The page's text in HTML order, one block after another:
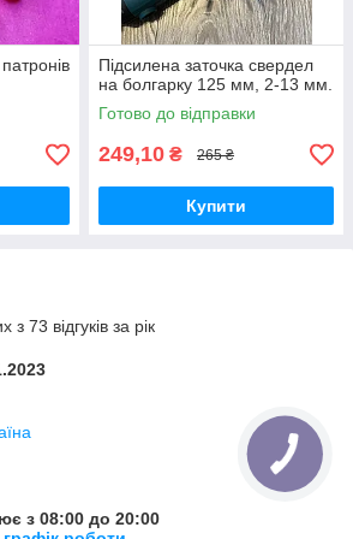
Підсилена заточка свердел
на болгарку 125 мм, 2-13 мм.
Готово до відправки
249,10 ₴ 265 ₴
Купити
73 відгуків за рік
з 08:00 до 20:00